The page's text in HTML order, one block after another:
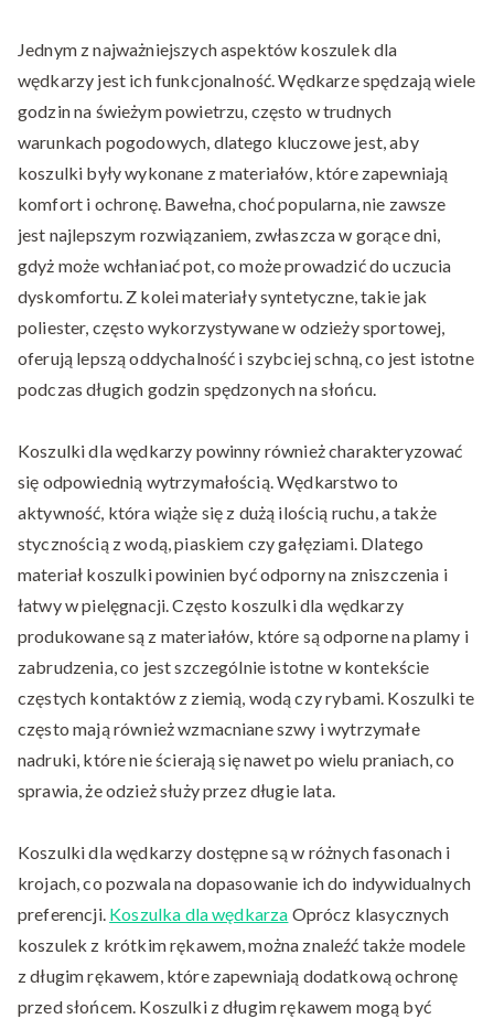
Jednym z najważniejszych aspektów koszulek dla
wędkarzy jest ich funkcjonalność. Wędkarze spędzają wiele
godzin na świeżym powietrzu, często w trudnych
warunkach pogodowych, dlatego kluczowe jest, aby
koszulki były wykonane z materiałów, które zapewniają
komfort i ochronę. Bawełna, choć popularna, nie zawsze
jest najlepszym rozwiązaniem, zwłaszcza w gorące dni,
gdyż może wchłaniać pot, co może prowadzić do uczucia
dyskomfortu. Z kolei materiały syntetyczne, takie jak
poliester, często wykorzystywane w odzieży sportowej,
oferują lepszą oddychalność i szybciej schną, co jest istotne
podczas długich godzin spędzonych na słońcu.
Koszulki dla wędkarzy powinny również charakteryzować
się odpowiednią wytrzymałością. Wędkarstwo to
aktywność, która wiąże się z dużą ilością ruchu, a także
stycznością z wodą, piaskiem czy gałęziami. Dlatego
materiał koszulki powinien być odporny na zniszczenia i
łatwy w pielęgnacji. Często koszulki dla wędkarzy
produkowane są z materiałów, które są odporne na plamy i
zabrudzenia, co jest szczególnie istotne w kontekście
częstych kontaktów z ziemią, wodą czy rybami. Koszulki te
często mają również wzmacniane szwy i wytrzymałe
nadruki, które nie ścierają się nawet po wielu praniach, co
sprawia, że odzież służy przez długie lata.
Koszulki dla wędkarzy dostępne są w różnych fasonach i
krojach, co pozwala na dopasowanie ich do indywidualnych
preferencji. Koszulka dla wędkarza Oprócz klasycznych
koszulek z krótkim rękawem, można znaleźć także modele
z długim rękawem, które zapewniają dodatkową ochronę
przed słońcem. Koszulki z długim rękawem mogą być